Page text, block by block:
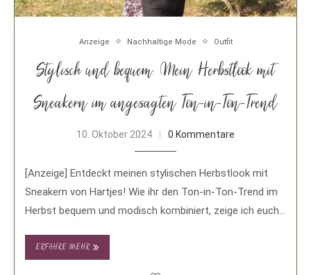
Anzeige Nachhaltige Mode Outfit
Stylisch und bequem: Mein Herbstlook mit
Sneakern im angesagten Ton-in-Ton-Trend
10. Oktober 2024 0 Kommentare
[Anzeige] Entdeckt meinen stylischen Herbstlook mit
Sneakern von Hartjes! Wie ihr den Ton-in-Ton-Trend im
Herbst bequem und modisch kombiniert, zeige ich euch
ERFAHRE MEHR